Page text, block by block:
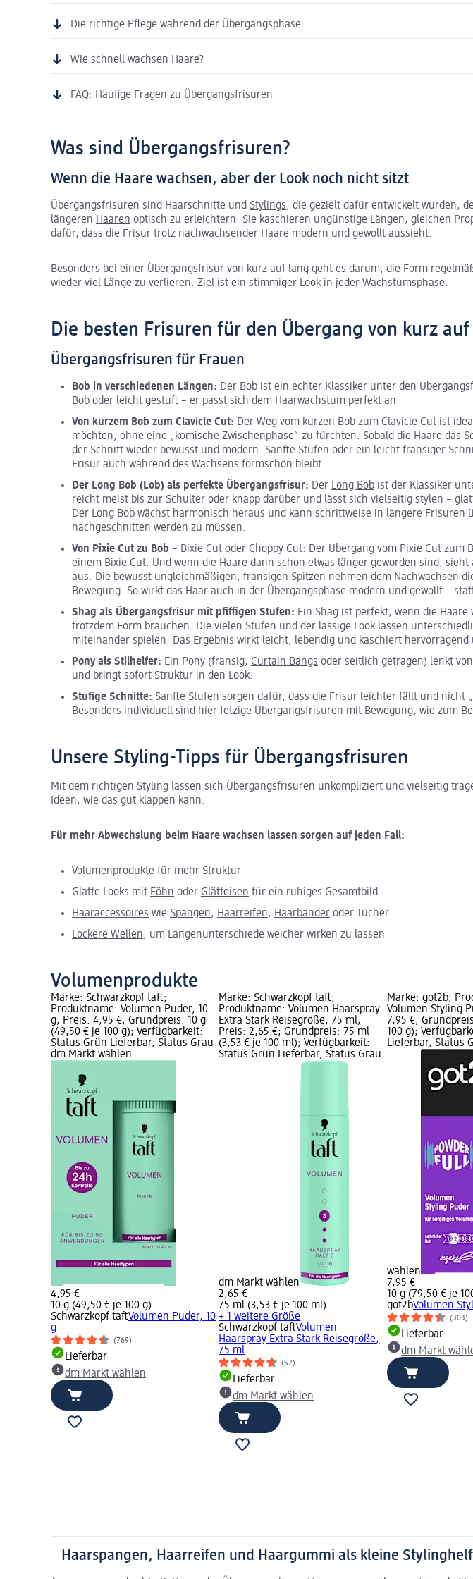
Die richtige Pflege während der Übergangsphase
Wie schnell wachsen Haare?
FAQ: Häufige Fragen zu Übergangsfrisuren
Was sind Übergangsfrisuren?
Wenn die Haare wachsen, aber der Look noch nicht sitzt
Übergangsfrisuren sind Haarschnitte und Stylings, die gezielt dafür entwickelt wurden,
längeren Haaren optisch zu erleichtern. Sie kaschieren ungünstige Längen, gleichen
dafür, dass die Frisur trotz nachwachsender Haare modern und gewollt aussieht.
Besonders bei einer Übergangsfrisur von kurz auf lang geht es darum, die Form
wieder viel Länge zu verlieren. Ziel ist ein stimmiger Look in jeder Wachstumsphase.
Die besten Frisuren für den Übergang von kurz
Übergangsfrisuren für Frauen
Bob in verschiedenen Längen: Der Bob ist ein echter Klassiker unter den
Bob oder leicht gestuft – er passt sich dem Haarwachstum perfekt an.
Von kurzem Bob zum Clavicle Cut: Der Weg vom kurzen Bob zum Clavicle Cut ist
möchten, ohne eine „komische Zwischenphase“ zu fürchten. Sobald die Haare das
der Schnitt wieder bewusst und modern. Sanfte Stufen oder ein leicht fransiger
Frisur auch während des Wachsens formschön bleibt.
Der Long Bob (Lob) als perfekte Übergangsfrisur: Der Long Bob ist der Klassiker
reicht meist bis zur Schulter oder knapp darüber und lässt sich vielseitig stylen –
Der Long Bob wächst harmonisch heraus und kann schrittweise in längere Frisuren
nachgeschnitten werden zu müssen.
Von Pixie Cut zu Bob – Bixie Cut oder Choppy Cut: Der Übergang vom Pixie Cut zum
einem Bixie Cut. Und wenn die Haare dann schon etwas länger geworden sind, sieht
aus. Die bewusst ungleichmäßigen, fransigen Spitzen nehmen dem Nachwachsen
Bewegung. So wirkt das Haar auch in der Übergangsphase modern und gewollt –
Shag als Übergangsfrisur mit pfiffigen Stufen: Ein Shag ist perfekt, wenn die
trotzdem Form brauchen. Die vielen Stufen und der lässige Look lassen
miteinander spielen. Das Ergebnis wirkt leicht, lebendig und kaschiert hervorragend
Pony als Stilhelfer: Ein Pony (fransig, Curtain Bangs oder seitlich getragen) lenkt
und bringt sofort Struktur in den Look.
Stufige Schnitte: Sanfte Stufen sorgen dafür, dass die Frisur leichter fällt und nicht
Besonders individuell sind hier fetzige Übergangsfrisuren mit Bewegung, wie zum
Unsere Styling-Tipps für Übergangsfrisuren
Mit dem richtigen Styling lassen sich Übergangsfrisuren unkompliziert und vielseitig
Ideen, wie das gut klappen kann.
Für mehr Abwechslung beim Haare wachsen lassen sorgen auf jeden Fall:
Volumenprodukte für mehr Struktur
Glatte Looks mit Föhn oder Glätteisen für ein ruhiges Gesamtbild
Haaraccessoires wie Spangen, Haarreifen, Haarbänder oder Tücher
Lockere Wellen, um Längenunterschiede weicher wirken zu lassen
Volumenprodukte
Marke: Schwarzkopf taft;
Produktname: Volumen Puder, 10
g; Preis: 4,95 €; Grundpreis: 10 g
(49,50 € je 100 g); Verfügbarkeit:
Status Grün Lieferbar, Status Grau
dm Markt wählen
4,95 €
10 g (49,50 € je 100 g)
Schwarzkopf taftVolumen Puder, 10
g
(769)
Lieferbar
dm Markt wählen
Marke: Schwarzkopf taft;
Produktname: Volumen Haarspray
Extra Stark Reisegröße, 75 ml;
Preis: 2,65 €; Grundpreis: 75 ml
(3,53 € je 100 ml); Verfügbarkeit:
Status Grün Lieferbar, Status Grau
dm Markt wählen
2,65 €
75 ml (3,53 € je 100 ml)
+ 1 weitere Größe
Schwarzkopf taftVolumen
Haarspray Extra Stark Reisegröße,
75 ml
(52)
Lieferbar
dm Markt wählen
Marke: got2b;
Volumen Styling
7,95 €;
100 g);
Lieferbar, Status
wählen
7,95 €
10 g (79,50 € je
got2bVolumen
(303)
Lieferbar
dm Markt
Haarspangen, Haarreifen und Haargummi als kleine